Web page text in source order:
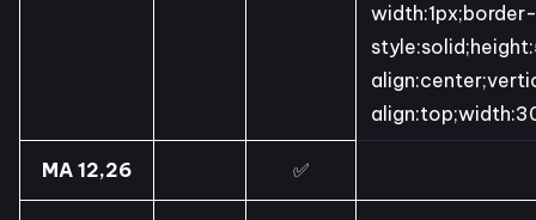
width:1px;border-
MA 12,26 ✅